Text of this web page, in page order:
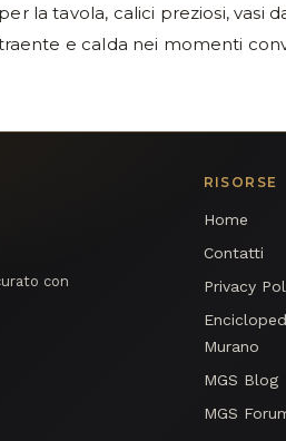
la tavola, calici preziosi, vasi
e calda nei momenti
con
RISORSE
Home
Contatti
Privacy
Murano
MGS Blog
MGS